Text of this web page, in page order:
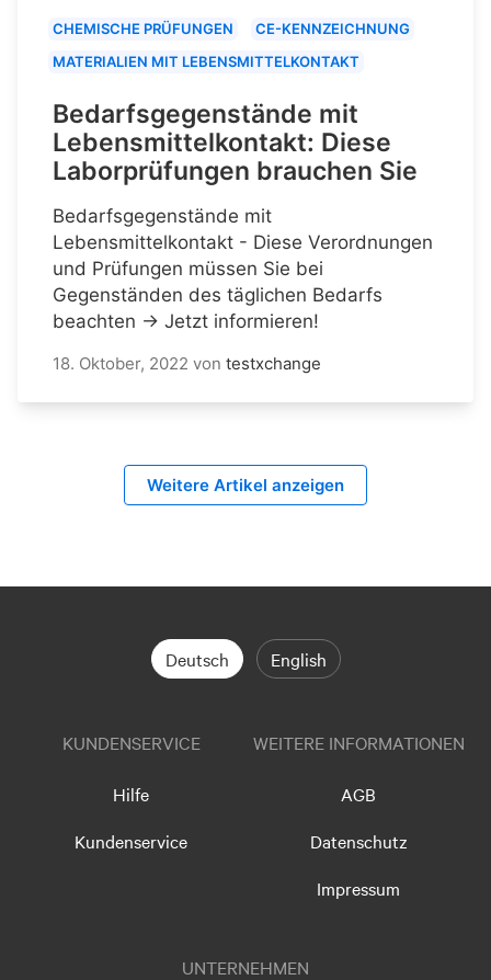
CHEMISCHE PRÜFUNGEN
CE-KENNZEICHNUNG
MATERIALIEN MIT LEBENSMITTELKONTAKT
Bedarfsgegenstände mit
Lebensmittelkontakt: Diese
Laborprüfungen brauchen Sie
Bedarfsgegenstände mit
Lebensmittelkontakt - Diese Verordnungen
und Prüfungen müssen Sie bei
Gegenständen des täglichen Bedarfs
beachten → Jetzt informieren!
18. Oktober, 2022 von testxchange
Weitere Artikel anzeigen
Deutsch English
KUNDENSERVICE
Hilfe
Kundenservice
WEITERE INFORMATIONEN
AGB
Datenschutz
Impressum
UNTERNEHMEN